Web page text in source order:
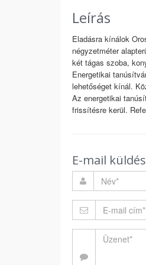
Leírás
Eladásra kínálok
négyzetméter
két tágas szoba,
Energetikai
lehetőséget kínál.
Az energetikai
frissítésre kerül.
E-mail